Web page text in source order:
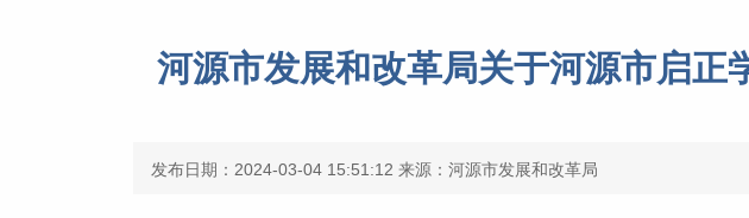
河源市发展和改革局关于河源市启正
发布日期：2024-03-04 15:51:12 来源：河源市发展和改革局